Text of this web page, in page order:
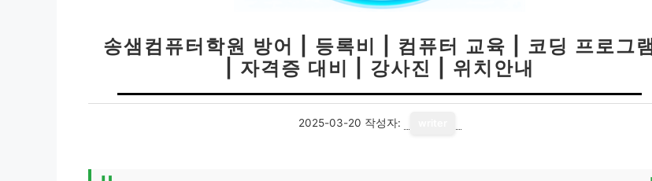
송샘컴퓨터학원 방어 | 등록비 | 컴퓨터 교육 | 코딩 프로그램
| 자격증 대비 | 강사진 | 위치안내
2025-03-20 작성자: